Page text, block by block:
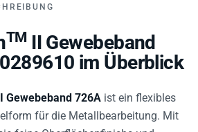
TM II Gewebeband
im Überblick
Gewebeband 726A ist ein flexibles
für die Metallbearbeitung. Mit